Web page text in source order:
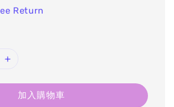
Return
加入購物車